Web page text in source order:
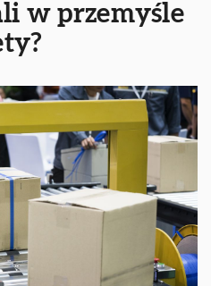
w przemyśle